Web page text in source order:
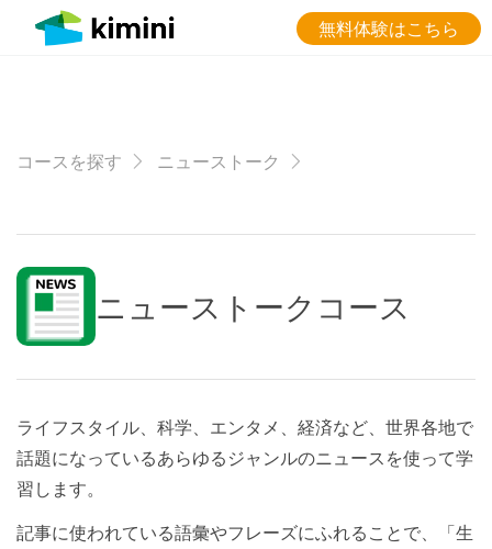
無料体験はこちら
コースを探す ニューストーク
ニューストークコース
ライフスタイル、科学、エンタメ、経済など、世界各地で
話題になっているあらゆるジャンルのニュースを使って学
習します。
記事に使われている語彙やフレーズにふれることで、「生